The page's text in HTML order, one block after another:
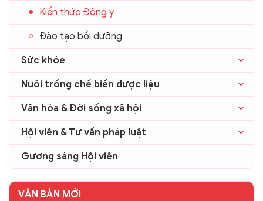
Kiến thức Đông y
Đào tạo bồi dưỡng
Sức khỏe
Nuôi trồng chế biến dược liệu
Văn hóa & Đời sống xã hội
Hội viên & Tư vấn pháp luật
Gương sáng Hội viên
VĂN BẢN MỚI